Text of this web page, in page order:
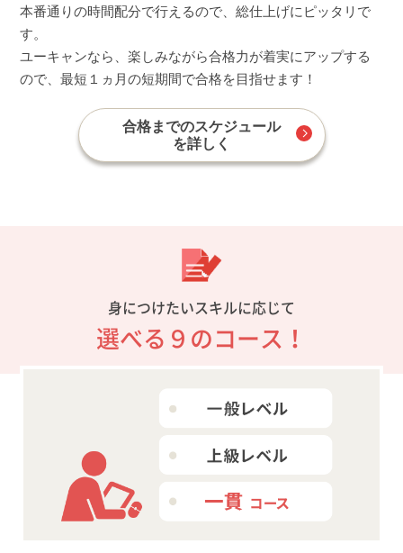
本番通りの時間配分で行えるので、総仕上げにピッタリで
す。
ユーキャンなら、楽しみながら合格力が着実にアップする
ので、最短１ヵ月の短期間で合格を目指せます！
合格までのスケジュール
を詳しく
身につけたいスキルに応じて
選べる９のコース！